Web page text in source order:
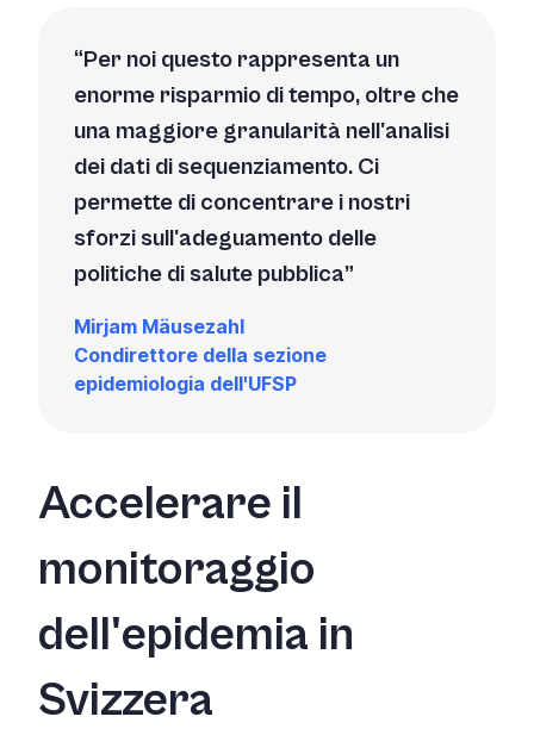
Per noi questo rappresenta un
enorme risparmio di tempo, oltre che
una maggiore granularità nell'analisi
dei dati di sequenziamento. Ci
permette di concentrare i nostri
sforzi sull'adeguamento delle
politiche di salute pubblica
Mirjam Mäusezahl
Condirettore della sezione
epidemiologia dell'UFSP
Accelerare il
monitoraggio
dell'epidemia in
Svizzera